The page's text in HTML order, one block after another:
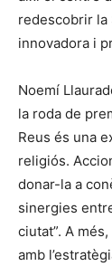
redescobrir la
innovadora i
Noemí
la roda de
Reus és una
religiós.
donar-la a
sinergies
ciutat”. A
amb